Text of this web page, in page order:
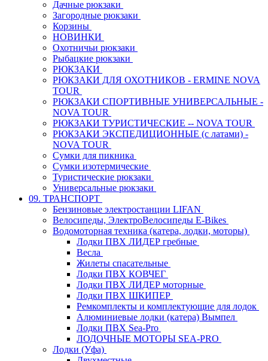
Дачные рюкзаки
Загородные рюкзаки
Корзины
НОВИНКИ
Охотничьи рюкзаки
Рыбацкие рюкзаки
РЮКЗАКИ
РЮКЗАКИ ДЛЯ ОХОТНИКОВ - ERMINE NOVA
TOUR
РЮКЗАКИ СПОРТИВНЫЕ УНИВЕРСАЛЬНЫЕ -
NOVA TOUR
РЮКЗАКИ ТУРИСТИЧЕСКИЕ -- NOVA TOUR
РЮКЗАКИ ЭКСПЕДИЦИОННЫЕ (с латами) -
NOVA TOUR
Сумки для пикника
Сумки изотермические
Туристические рюкзаки
Универсальные рюкзаки
09. ТРАНСПОРТ
Бензиновые электростанции LIFAN
Велосипеды, ЭлектроВелосипеды E-Bikes
Водомоторная техника (катера, лодки, моторы)
Лодки ПВХ ЛИДЕР гребные
Весла
Жилеты спасательные
Лодки ПВХ КОВЧЕГ
Лодки ПВХ ЛИДЕР моторные
Лодки ПВХ ШКИПЕР
Ремкомплекты и комплектующие для лодок
Алюминиевые лодки (катера) Вымпел
Лодки ПВХ Sea-Pro
ЛОДОЧНЫЕ МОТОРЫ SEA-PRO
Лодки (Уфа)